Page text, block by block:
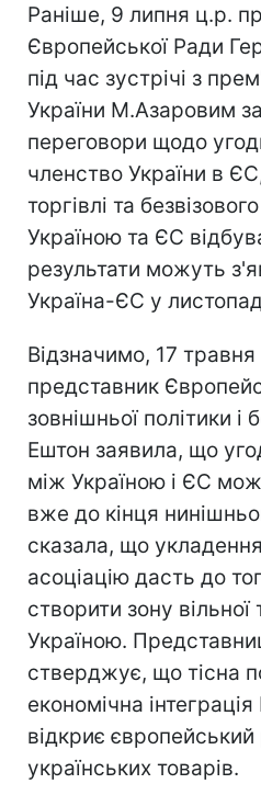
Раніше, 9 липня ц.р.
Європейської Ради
під час зустрічі з
України М.Азаровим
переговори щодо
членство України в
торгівлі та
Україною та ЄС
результати можуть
Україна-ЄС у
Відзначимо, 17
представник
зовнішньої політики і
Ештон заявила, що
між Україною і ЄС
вже до кінця
сказала, що
асоціацію дасть до
створити зону вільної
Україною.
стверджує, що тісна
економічна
відкриє
українських товарів.